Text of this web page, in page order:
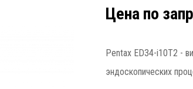
Цена по
Pentax ED34-i10T2 -
эндоскопических